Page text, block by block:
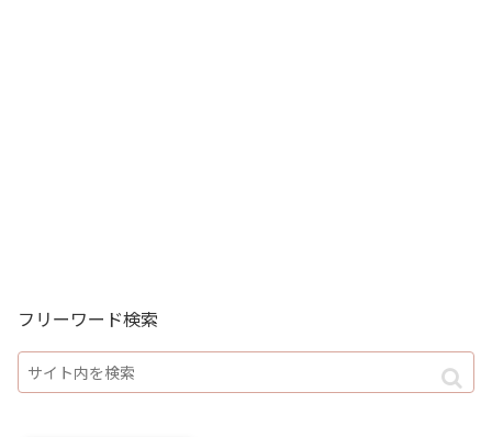
フリーワード検索